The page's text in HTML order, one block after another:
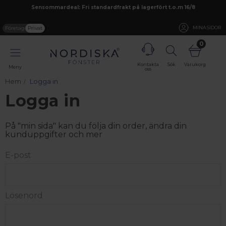
Sensommardeal: Fri standardfrakt på lagerfört t.o.m 16/8
Företag Privat MINA SIDOR
Meny
Kontakta
oss
Sök
0
Varukorg
Hem Logga in
Logga in
På "min sida" kan du följa din order, ändra din
kunduppgifter och mer
E-post
Lösenord